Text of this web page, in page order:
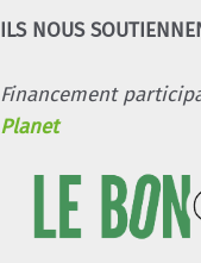
ILS NOUS
Financement
Planet